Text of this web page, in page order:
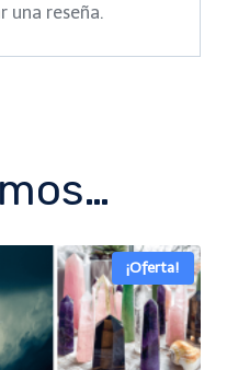
una reseña.
¡Oferta!